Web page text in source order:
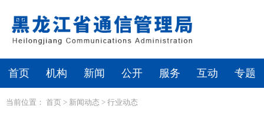
首页 机构 新闻 公开 服务 互动 专题
当前位置： 首页 > 新闻动态 > 行业动态